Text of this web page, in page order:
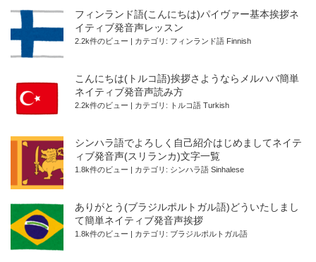
フィンランド語(こんにちは)パイヴァー基本挨拶ネ
イティブ発音声レッスン
2.2k件のビュー | カテゴリ: フィンランド語 Finnish
こんにちは(トルコ語)挨拶さようならメルハバ簡単
ネイティブ発音声読み方
2.2k件のビュー | カテゴリ: トルコ語 Turkish
シンハラ語でよろしく自己紹介はじめましてネイテ
ィブ発音声(スリランカ)文字一覧
1.8k件のビュー | カテゴリ: シンハラ語 Sinhalese
ありがとう(ブラジルポルトガル語)どういたしまし
て簡単ネイティブ発音声挨拶
1.8k件のビュー | カテゴリ: ブラジルポルトガル語